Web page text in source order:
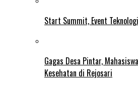
Start Summit, Event
Gagas Desa Pintar,
Kesehatan di Rejosari